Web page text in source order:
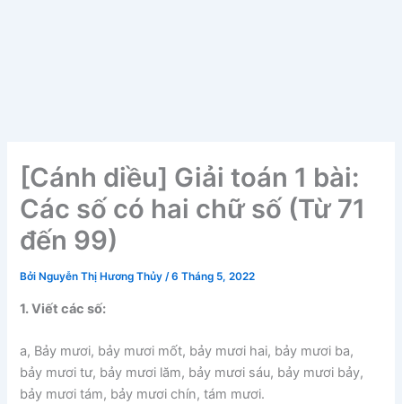
[Cánh diều] Giải toán 1 bài:
Các số có hai chữ số (Từ 71
đến 99)
Bởi Nguyễn Thị Hương Thủy/6 Tháng 5, 2022
1. Viết các số:
a, Bảy mươi, bảy mươi mốt, bảy mươi hai, bảy mươi ba,
bảy mươi tư, bảy mươi lăm, bảy mươi sáu, bảy mươi bảy,
bảy mươi tám, bảy mươi chín, tám mươi.